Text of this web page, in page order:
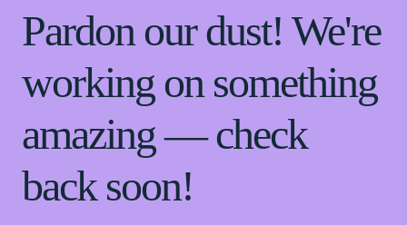
Pardon our dust! We're
working on something
amazing — check
back soon!